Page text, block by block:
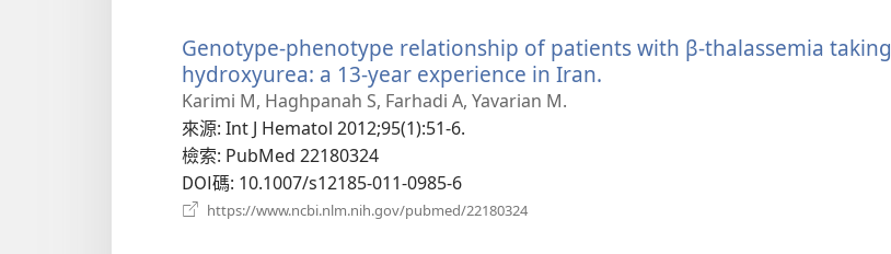
視
窗）
Genotype-phenotype relationship of patients with β-thalassemia taking
hydroxyurea: a 13-year experience in Iran.
Karimi M, Haghpanah S, Farhadi A, Yavarian M.
來源‎: Int J Hematol 2012;95(1):51-6.
檢索‎: PubMed 22180324
DOI碼‎: 10.1007/s12185-011-0985-6
https://www.ncbi.nlm.nih.gov/pubmed/22180324